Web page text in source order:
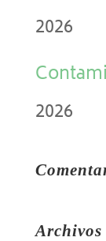
2026
2026
Archivos